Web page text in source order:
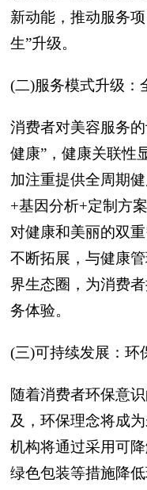
新动能，推动服务
生”升级。
(二)服务模式升级：
消费者对美容服务
健康”，健康关联性
加注重提供全周期
+基因分析+定制方
对健康和美丽的双
不断拓展，与健康
界生态圈，为消费
务体验。
(三)可持续发展：环
随着消费者环保意
及，环保理念将成
机构将通过采用可
绿色包装等措施降